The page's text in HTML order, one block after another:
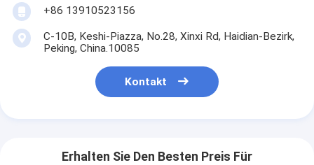
+86 13910523156
C-10B, Keshi-Piazza, No.28, Xinxi Rd, Haidian-Bezirk,
Peking, China.10085
Kontakt
Erhalten Sie Den Besten Preis Für